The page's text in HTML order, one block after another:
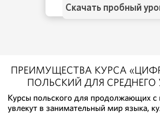
Скачать пробный
ПРЕИМУЩЕСТВА КУРСА
ПОЛЬСКИЙ ДЛЯ СРЕДНЕГО
Курсы польского для продолжающих с
увлекут в занимательный мир языка,